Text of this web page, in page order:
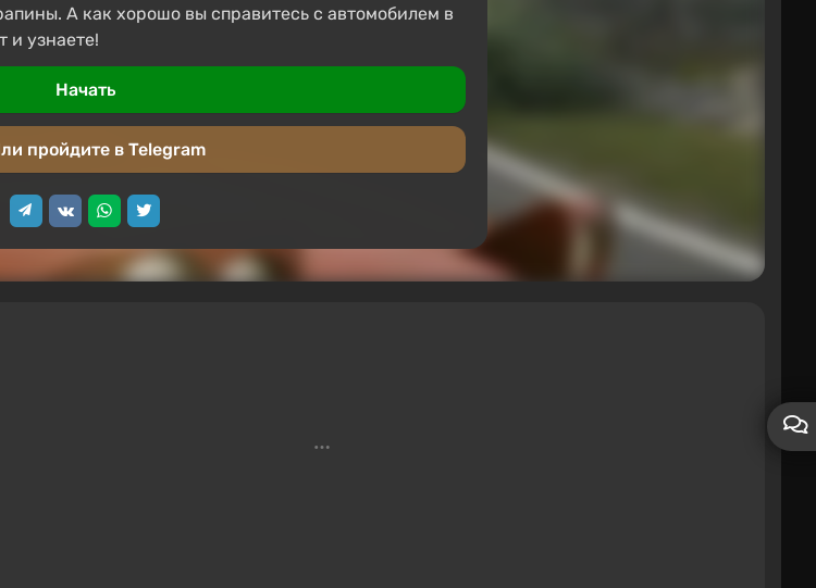
А как хорошо вы справитесь с автомобилем в
и узнаете!
Начать
пройдите в Telegram